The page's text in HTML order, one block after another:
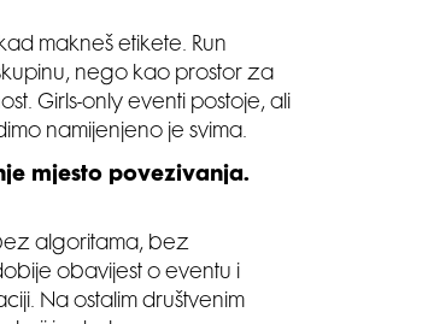
makneš etikete. Run
nego kao prostor za
Girls-only eventi postoje, ali
namijenjeno je svima.
mjesto povezivanja.
algoritama, bez
obavijest o eventu i
Na ostalim društvenim